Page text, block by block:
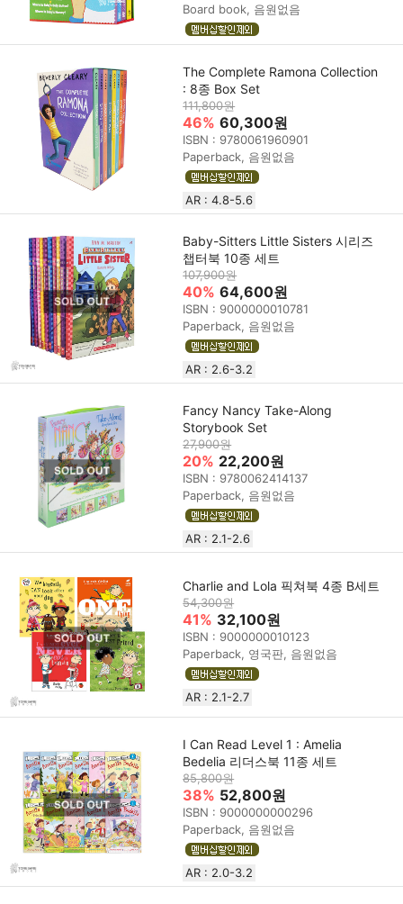
Board book, 음원없음
The Complete Ramona Collection
: 8종 Box Set
111,800원
46% 60,300원
ISBN : 9780061960901
Paperback, 음원없음
AR : 4.8-5.6
Baby-Sitters Little Sisters 시리즈
챕터북 10종 세트
107,900원
40% 64,600원
ISBN : 9000000010781
Paperback, 음원없음
AR : 2.6-3.2
Fancy Nancy Take-Along
Storybook Set
27,900원
20% 22,200원
ISBN : 9780062414137
Paperback, 음원없음
AR : 2.1-2.6
Charlie and Lola 픽쳐북 4종 B세트
54,300원
41% 32,100원
ISBN : 9000000010123
Paperback, 영국판, 음원없음
AR : 2.1-2.7
I Can Read Level 1 : Amelia
Bedelia 리더스북 11종 세트
85,800원
38% 52,800원
ISBN : 9000000000296
Paperback, 음원없음
AR : 2.0-3.2